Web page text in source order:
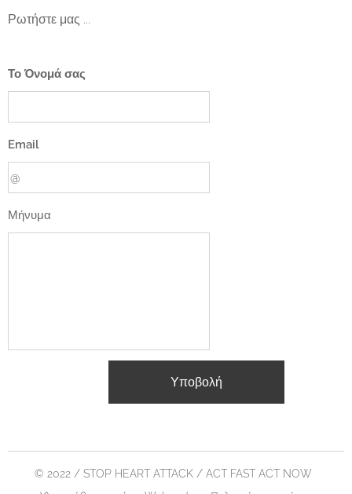
Ρωτήστε μας ...
Το Όνομά σας
Email
Μήνυμα
Υποβολή
© 2022 / STOP HEART ATTACK / ACT FAST ACT NOW